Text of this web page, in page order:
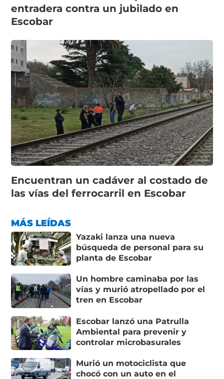
entradera contra un jubilado en
Escobar
Encuentran un cadáver al costado de
las vías del ferrocarril en Escobar
MÁS LEÍDAS
Yazaki lanza una nueva
búsqueda de personal para su
planta de Escobar
Un hombre caminaba por las
vías y murió atropellado por el
tren en Escobar
Escobar lanzó una Patrulla
Ambiental para prevenir y
controlar microbasurales
Murió un motociclista que
chocó con un auto en el